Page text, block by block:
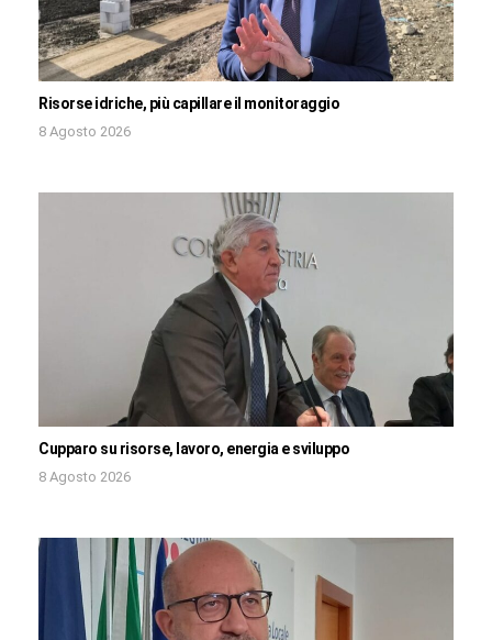
Risorse idriche, più capillare il monitoraggio
8 Agosto 2026
Cupparo su risorse, lavoro, energia e sviluppo
8 Agosto 2026